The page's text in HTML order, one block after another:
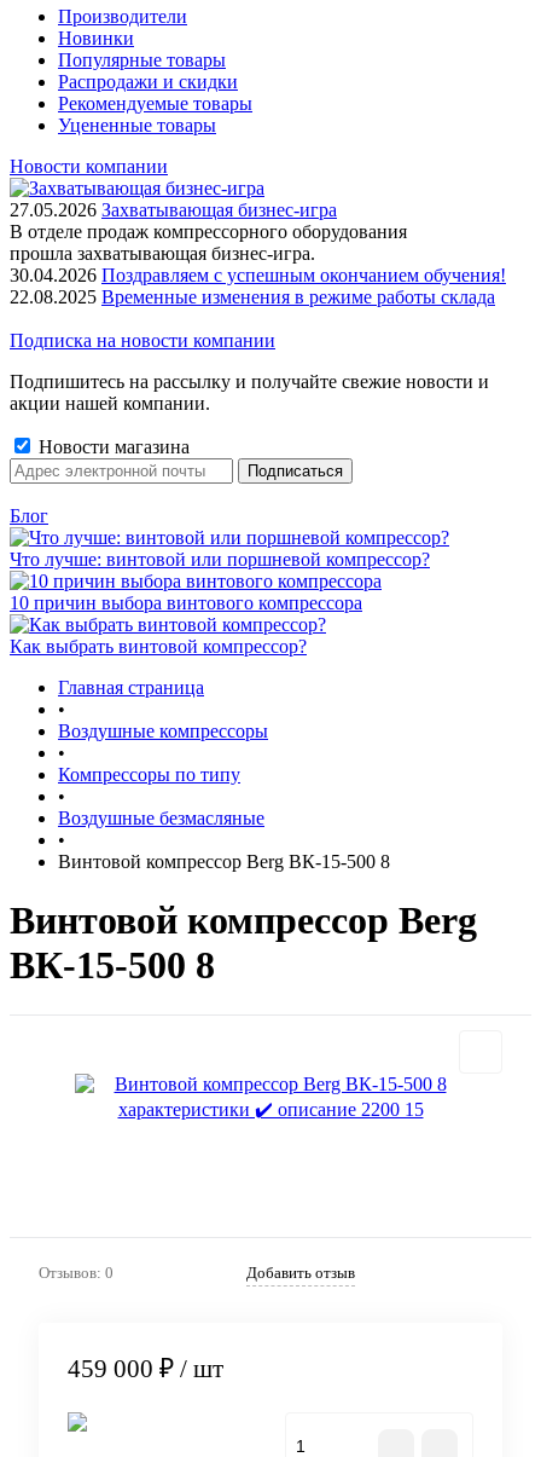
Производители
Новинки
Популярные товары
Распродажи и скидки
Рекомендуемые товары
Уцененные товары
Новости компании
27.05.2026 Захватывающая бизнес-игра
В отделе продаж компрессорного оборудования
прошла захватывающая бизнес-игра.
30.04.2026 Поздравляем с успешным окончанием обучения!
22.08.2025 Временные изменения в режиме работы склада
Подписка на новости компании
Подпишитесь на рассылку и получайте свежие новости и
акции нашей компании.
Новости магазина
Блог
Что лучше: винтовой или поршневой компрессор?
10 причин выбора винтового компрессора
Как выбрать винтовой компрессор?
Главная страница
•
Воздушные компрессоры
•
Компрессоры по типу
•
Воздушные безмасляные
•
Винтовой компрессор Berg ВК-15-500 8
Винтовой компрессор Berg
ВК-15-500 8
Отзывов: 0 Добавить отзыв
459 000 ₽ / шт